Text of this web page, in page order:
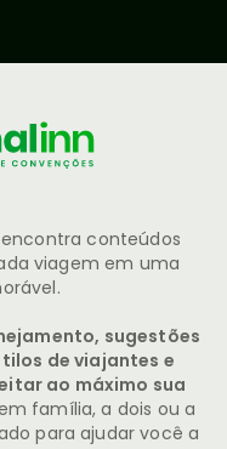
conteúdos
viagem em uma
sugestões
de viajantes e
ao máximo sua
família, a dois ou a
para ajudar você a